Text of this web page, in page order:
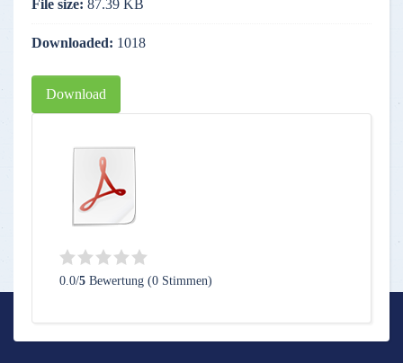
File size: 87.39 KB
Downloaded: 1018
Download
0.0/5 Bewertung (0 Stimmen)